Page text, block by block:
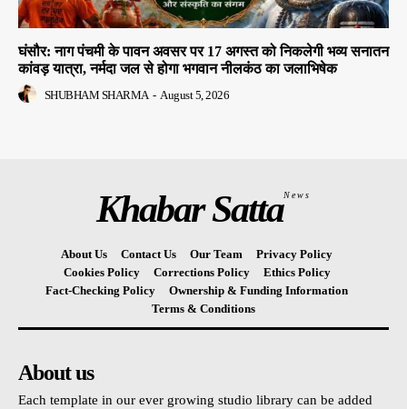
घंसौर: नाग पंचमी के पावन अवसर पर 17 अगस्त को निकलेगी भव्य सनातन
कांवड़ यात्रा, नर्मदा जल से होगा भगवान नीलकंठ का जलाभिषेक
SHUBHAM SHARMA - August 5, 2026
Khabar SattaNews
About Us Contact Us Our Team
Privacy Policy
Cookies Policy
Corrections Policy
Ethics Policy
Fact-Checking Policy
Ownership & Funding Information
Terms & Conditions
About us
Each template in our ever growing studio library can be added